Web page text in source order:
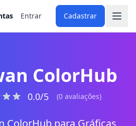
Entrar Cadastrar
ColorHub
0.0/5 (0 avaliações)
ColorHub para Gráficas